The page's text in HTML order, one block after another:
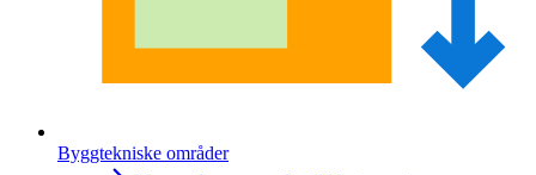
Byggtekniske områder